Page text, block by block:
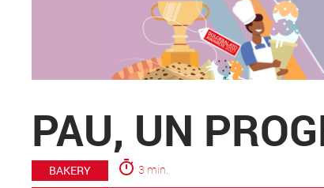
PAU, UN
BAKERY timer 3 min.